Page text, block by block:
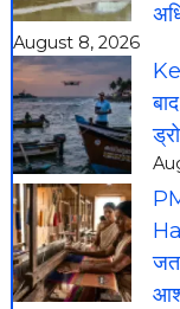
August 8, 2026